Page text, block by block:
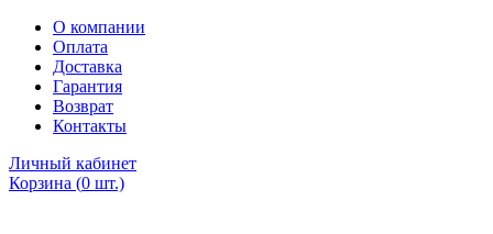
О компании
Оплата
Доставка
Гарантия
Возврат
Контакты
Личный кабинет
Корзина (0 шт.)